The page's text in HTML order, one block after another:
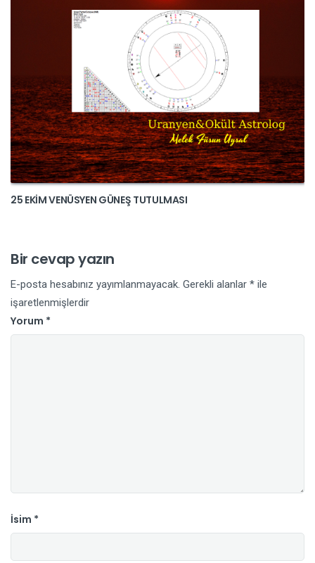
25 EKİM VENÜSYEN GÜNEŞ TUTULMASI
Bir cevap yazın
E-posta hesabınız yayımlanmayacak. Gerekli alanlar * ile
işaretlenmişlerdir
Yorum *
İsim *